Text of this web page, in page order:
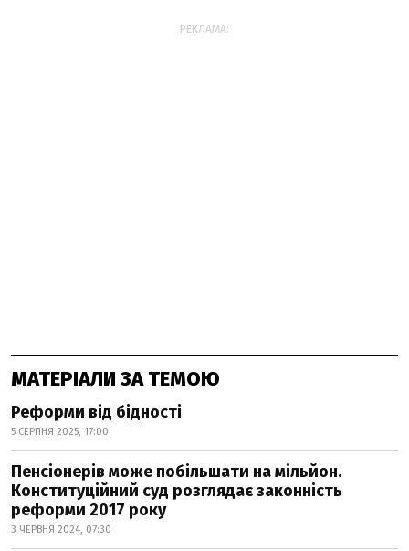
РЕКЛАМА:
МАТЕРІАЛИ ЗА ТЕМОЮ
Реформи від бідності
5 СЕРПНЯ 2025, 17:00
Пенсіонерів може побільшати на мільйон.
Конституційний суд розглядає законність
реформи 2017 року
3 ЧЕРВНЯ 2024, 07:30